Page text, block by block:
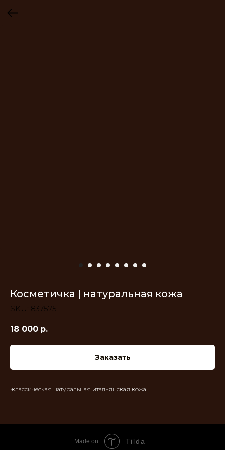
Косметичка | натуральная кожа
SKU: 837575
18 000 р.
Заказать
•классическая натуральная итальянская кожа
Made on Tilda